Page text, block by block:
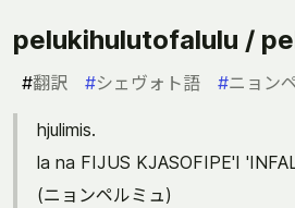
pelukihulutofalulu /
#翻訳 #シェヴォト語 #ニョン
hjulimis.
la na FIJUS KJASOFIPE'I
(ニョンペルミュ)